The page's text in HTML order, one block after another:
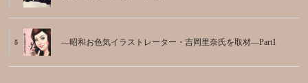
―昭和お色気イラストレーター・吉岡里奈氏を取材―Part1